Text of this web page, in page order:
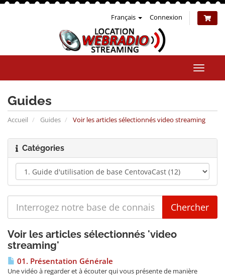
Français Connexion
la
Guides
Accueil Guides Voir les articles sélectionnés video streaming
Catégories
Voir les articles sélectionnés 'video
streaming'
01. Présentation Générale
Une vidéo à regarder et à écouter qui vous présente de manière